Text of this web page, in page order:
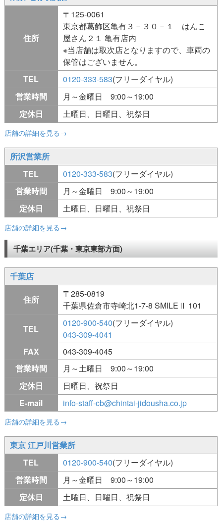
住所
〒125-0061
東京都葛飾区亀有３－３０－１ はんこ
屋さん２１ 亀有店内
※当店舗は取次店となりますので、車両の
保管はございません。
TEL
0120-333-583(フリーダイヤル)
営業時間
月～金曜日 9:00～19:00
定休日
土曜日、日曜日、祝祭日
店舗の詳細を見る→
所沢営業所
TEL
0120-333-583(フリーダイヤル)
営業時間
月～金曜日 9:00～19:00
定休日
土曜日、日曜日、祝祭日
店舗の詳細を見る→
千葉エリア(千葉・東京東部方面)
千葉店
住所
〒285-0819
千葉県佐倉市寺崎北1-7-8 SMILEⅡ 101
TEL
0120-900-540(フリーダイヤル)
043-309-4041
FAX
043-309-4045
営業時間
月～土曜日 9:00～19:00
定休日
日曜日、祝祭日
E-mail
info-staff-cb@chintai-jidousha.co.jp
店舗の詳細を見る→
東京 江戸川営業所
TEL
0120-900-540(フリーダイヤル)
営業時間
月～金曜日 9:00～19:00
定休日
土曜日、日曜日、祝祭日
店舗の詳細を見る→